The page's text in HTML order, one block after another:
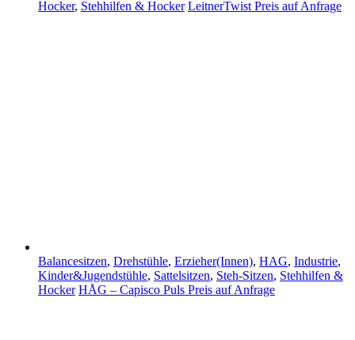
Hocker, Stehhilfen & Hocker LeitnerTwist Preis auf Anfrage
Balancesitzen, Drehstühle, Erzieher(Innen), HAG, Industrie,
Kinder&Jugendstühle, Sattelsitzen, Steh-Sitzen, Stehhilfen &
Hocker HÅG – Capisco Puls Preis auf Anfrage